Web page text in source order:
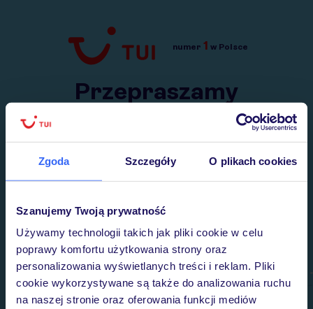
Zgoda Szczegóły O plikach cookies
Szanujemy Twoją prywatność
Używamy technologii takich jak pliki cookie w celu
poprawy komfortu użytkowania strony oraz
personalizowania wyświetlanych treści i reklam. Pliki
cookie wykorzystywane są także do analizowania ruchu
na naszej stronie oraz oferowania funkcji mediów
Przejdź do TUI.pl
numer 1 w Polsce
Przepraszamy
Wysłaliśmy nasz serwis na krótkie wakacje.